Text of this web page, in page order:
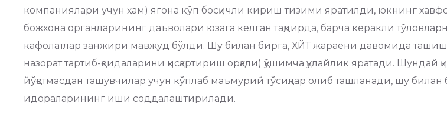
компаниялари учун ҳам) ягона кўп босқичли кириш тизими яратилди, юкнинг
божхона органларининг даъволари юзага келган тақдирда, барча керакли
кафолатлар занжири мавжуд бўлди. Шу билан бирга, ХЙТ жараёни давомида ташиш
назорат тартиб-қоидаларини қисқартириш орқали) қўшимча қулайлик яратади.
йўқотмасдан ташувчилар учун кўплаб маъмурий тўсиқлар олиб ташланади, шу
идораларининг иши соддалаштирилади.